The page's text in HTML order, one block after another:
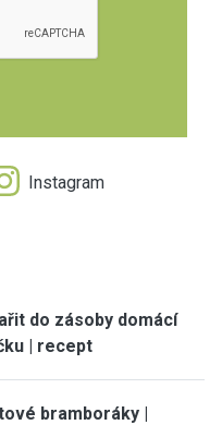
Instagram
do zásoby domácí
| recept
bramboráky |